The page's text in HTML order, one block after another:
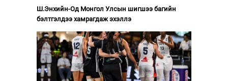
Ш.Энхийн-Од Монгол Улсын шигшээ багийн
бэлтгэлдээ хамрагдаж эхэллэ